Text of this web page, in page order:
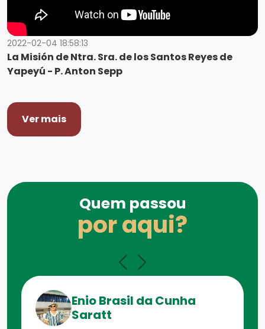
2022-02-04 18:58:13
La Misión de Ntra. Sra. de los Santos Reyes de
Yapeyú - P. Anton Sepp
Ver mais
Quem passou
por aqui?
Enio Brasil da Cunha
Saratt